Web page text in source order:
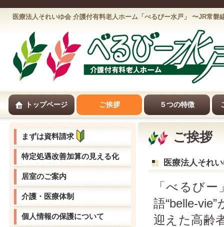
医療法人それいゆ会 介護付有料老人ホーム「べるびー水戸」 〜JR常
トップページ ご挨拶 ５つの特徴
まずは資料請求
特定処遇改善加算の見える化
居室のご案内
介護・医療体制
個人情報の保護について
ご挨拶
医療法人それ
「べるび
語“belle-
迎えた高齢